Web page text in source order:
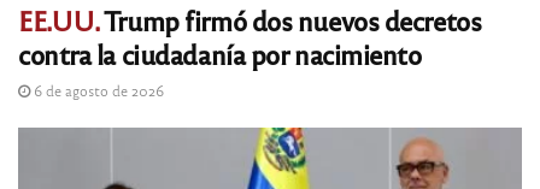
EE.UU.Trump firmó dos nuevos decretos
contra la ciudadanía por nacimiento
6 de agosto de 2026